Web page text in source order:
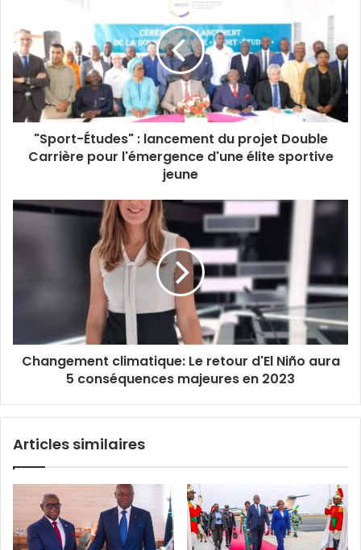
t
e
o
o
k
e
r
e
d
i
n
b
e
g
r
a
m
"Sport-Études" : lancement du projet Double
Carrière pour l'émergence d'une élite sportive
jeune
Changement climatique: Le retour d'El Niño aura
5 conséquences majeures en 2023
Articles similaires